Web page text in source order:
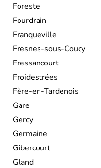
Foreste
Fourdrain
Franqueville
Fresnes-sous-Coucy
Fressancourt
Froidestrées
Fère-en-Tardenois
Gare
Gercy
Germaine
Gibercourt
Gland